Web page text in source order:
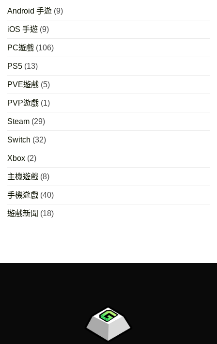
Android 手遊 (9)
iOS 手遊 (9)
PC遊戲 (106)
PS5 (13)
PVE遊戲 (5)
PVP遊戲 (1)
Steam (29)
Switch (32)
Xbox (2)
主機遊戲 (8)
手機遊戲 (40)
遊戲新聞 (18)